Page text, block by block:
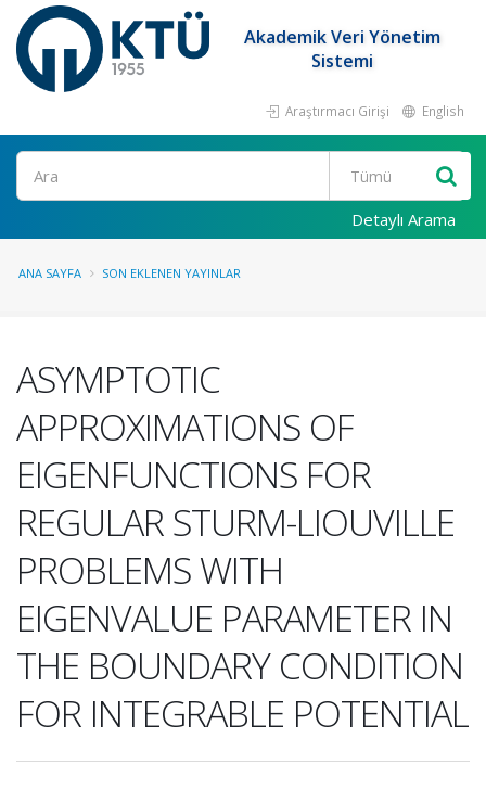
Akademik Veri Yönetim
Sistemi
Araştırmacı Girişi English
Ara
Detaylı Arama
ANA SAYFA SON EKLENEN YAYINLAR
ASYMPTOTIC
APPROXIMATIONS OF
EIGENFUNCTIONS FOR
REGULAR STURM-LIOUVILLE
PROBLEMS WITH
EIGENVALUE PARAMETER IN
THE BOUNDARY CONDITION
FOR INTEGRABLE POTENTIAL